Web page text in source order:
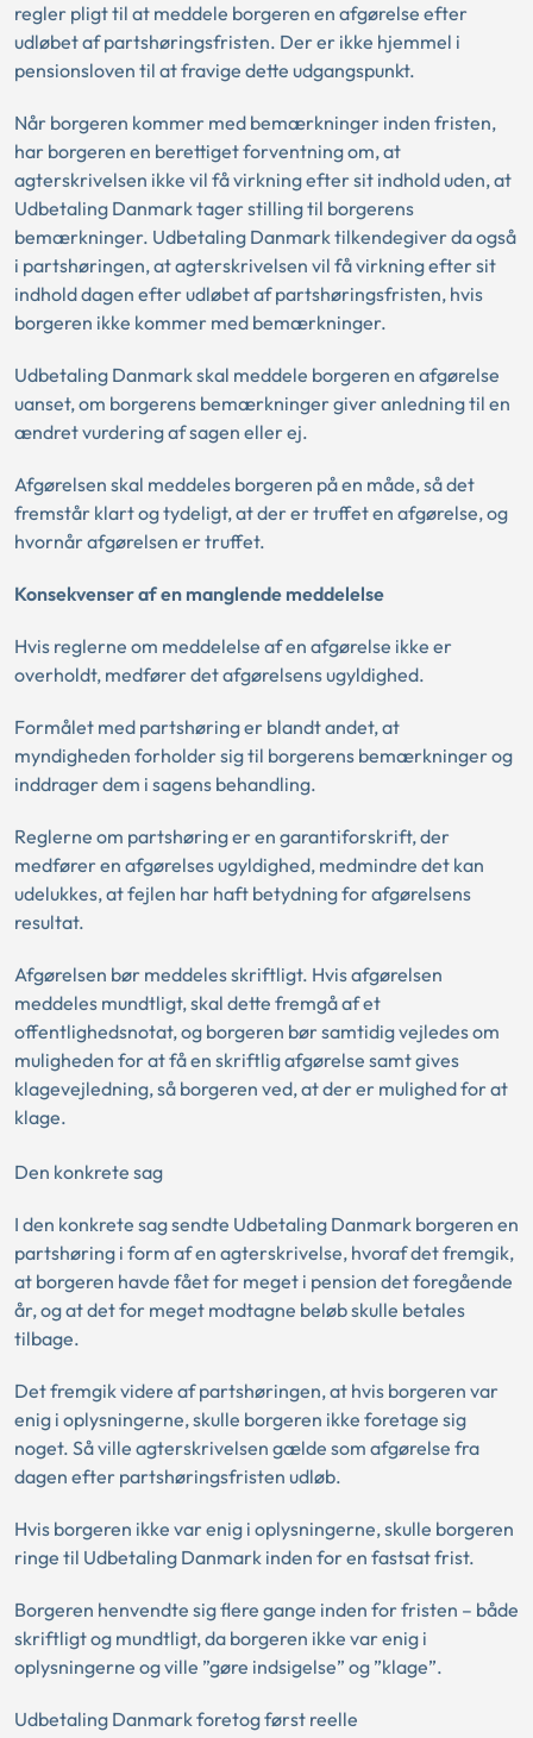
regler pligt til at meddele borgeren en afgørelse efter
udløbet af partshøringsfristen. Der er ikke hjemmel i
pensionsloven til at fravige dette udgangspunkt.
Når borgeren kommer med bemærkninger inden fristen,
har borgeren en berettiget forventning om, at
agterskrivelsen ikke vil få virkning efter sit indhold uden, at
Udbetaling Danmark tager stilling til borgerens
bemærkninger. Udbetaling Danmark tilkendegiver da også
i partshøringen, at agterskrivelsen vil få virkning efter sit
indhold dagen efter udløbet af partshøringsfristen, hvis
borgeren ikke kommer med bemærkninger.
Udbetaling Danmark skal meddele borgeren en afgørelse
uanset, om borgerens bemærkninger giver anledning til en
ændret vurdering af sagen eller ej.
Afgørelsen skal meddeles borgeren på en måde, så det
fremstår klart og tydeligt, at der er truffet en afgørelse, og
hvornår afgørelsen er truffet.
Konsekvenser af en manglende meddelelse
Hvis reglerne om meddelelse af en afgørelse ikke er
overholdt, medfører det afgørelsens ugyldighed.
Formålet med partshøring er blandt andet, at
myndigheden forholder sig til borgerens bemærkninger og
inddrager dem i sagens behandling.
Reglerne om partshøring er en garantiforskrift, der
medfører en afgørelses ugyldighed, medmindre det kan
udelukkes, at fejlen har haft betydning for afgørelsens
resultat.
Afgørelsen bør meddeles skriftligt. Hvis afgørelsen
meddeles mundtligt, skal dette fremgå af et
offentlighedsnotat, og borgeren bør samtidig vejledes om
muligheden for at få en skriftlig afgørelse samt gives
klagevejledning, så borgeren ved, at der er mulighed for at
klage.
Den konkrete sag
I den konkrete sag sendte Udbetaling Danmark borgeren en
partshøring i form af en agterskrivelse, hvoraf det fremgik,
at borgeren havde fået for meget i pension det foregående
år, og at det for meget modtagne beløb skulle betales
tilbage.
Det fremgik videre af partshøringen, at hvis borgeren var
enig i oplysningerne, skulle borgeren ikke foretage sig
noget. Så ville agterskrivelsen gælde som afgørelse fra
dagen efter partshøringsfristen udløb.
Hvis borgeren ikke var enig i oplysningerne, skulle borgeren
ringe til Udbetaling Danmark inden for en fastsat frist.
Borgeren henvendte sig flere gange inden for fristen – både
skriftligt og mundtligt, da borgeren ikke var enig i
oplysningerne og ville ”gøre indsigelse” og ”klage”.
Udbetaling Danmark foretog først reelle